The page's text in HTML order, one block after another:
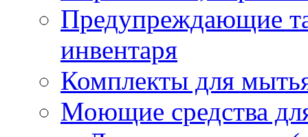
Предупреждающие
инвентаря
Комплекты для
Моющие средства